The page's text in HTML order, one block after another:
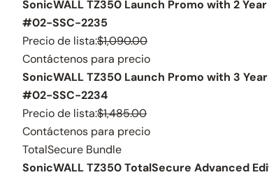
SonicWALL TZ350 Launch Promo with 2
#02-SSC-2235
Precio de lista:$1,090.00
Contáctenos para precio
SonicWALL TZ350 Launch Promo with 3
#02-SSC-2234
Precio de lista:$1,485.00
Contáctenos para precio
TotalSecure Bundle
SonicWALL TZ350 TotalSecure Advanced